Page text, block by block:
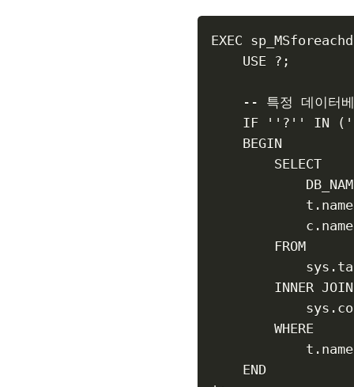
EXEC
    USE ?;
-- 특정 데이터
IF ''?'' IN
    BEGIN
        SELECT
        FROM
        INNER JOIN
        WHERE
    END